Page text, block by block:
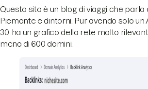
Questo sito è un blog di viaggi che parla
Piemonte e dintorni. Pur avendo solo
30, ha un grafico della rete molto
meno di 600 domini.